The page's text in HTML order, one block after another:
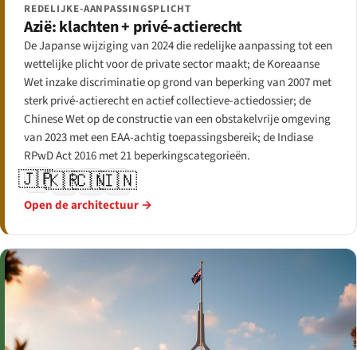
REDELIJKE-AANPASSINGSPLICHT
Azië: klachten + privé-actierecht
De Japanse wijziging van 2024 die redelijke aanpassing tot een
wettelijke plicht voor de private sector maakt; de Koreaanse
Wet inzake discriminatie op grond van beperking van 2007 met
sterk privé-actierecht en actief collectieve-actiedossier; de
Chinese Wet op de constructie van een obstakelvrije omgeving
van 2023 met een EAA-achtig toepassingsbereik; de Indiase
RPwD Act 2016 met 21 beperkingscategorieën.
🇯🇵🇰🇷🇨🇳🇮🇳
Open de architectuur →